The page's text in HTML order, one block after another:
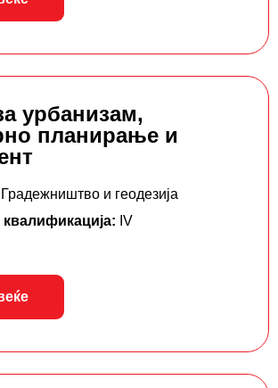
урбанизам,
планирање и
Градежништво и геодезија
IV